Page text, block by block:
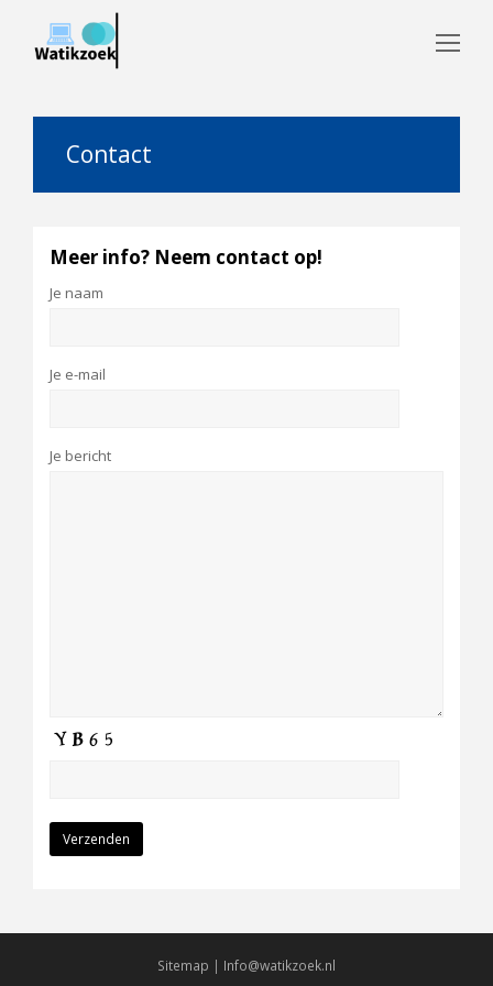
Contact
Meer info? Neem contact op!
Je naam
Je e-mail
Je bericht
Sitemap | Info@watikzoek.nl